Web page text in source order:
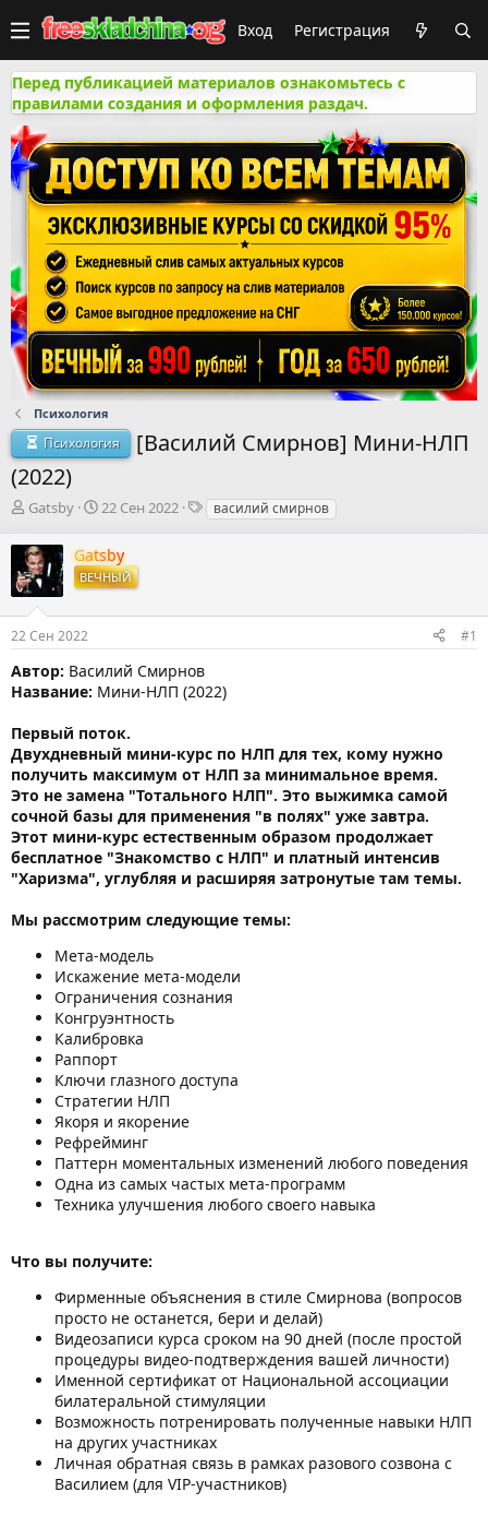
Вход Регистрация
Перед публикацией материалов ознакомьтесь с
правилами создания и оформления раздач.
Психология
Психология
[Василий Смирнов] Мини-НЛП
(2022)
А
т
о
р
м
ы
Gatsby
Д
т
а
н
а
л
а
22 Сен 2022
Твасилий смирнов
Gatsby
ВЕЧНЫЙ
22 Сен 2022 #1
Автор: Василий Смирнов
Название: Мини-НЛП (2022)
Первый поток.
Двухдневный мини-курс по НЛП для тех, кому нужно
получить максимум от НЛП за минимальное время.
Это не замена "Тотального НЛП". Это выжимка самой
сочной базы для применения "в полях" уже завтра.
Этот мини-курс естественным образом продолжает
бесплатное "Знакомство с НЛП" и платный интенсив
"Харизма", углубляя и расширяя затронутые там темы.
Мы рассмотрим следующие темы:
Мета-модель
Искажение мета-модели
Ограничения сознания
Конгруэнтность
Калибровка
Раппорт
Ключи глазного доступа
Стратегии НЛП
Якоря и якорение
Рефрейминг
Паттерн моментальных изменений любого поведения
Одна из самых частых мета-программ
Техника улучшения любого своего навыка
Что вы получите:
Фирменные объяснения в стиле Смирнова (вопросов
просто не останется, бери и делай)
Видеозаписи курса сроком на 90 дней (после простой
процедуры видео-подтверждения вашей личности)
Именной сертификат от Национальной ассоциации
билатеральной стимуляции
Возможность потренировать полученные навыки НЛП
на других участниках
Личная обратная связь в рамках разового созвона с
Василием (для VIP-участников)